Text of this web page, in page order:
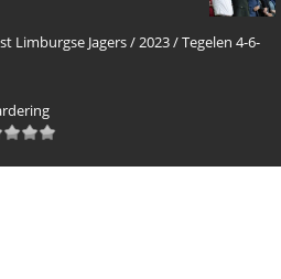
Limburgse Jagers/2023/Tegelen 4-6-